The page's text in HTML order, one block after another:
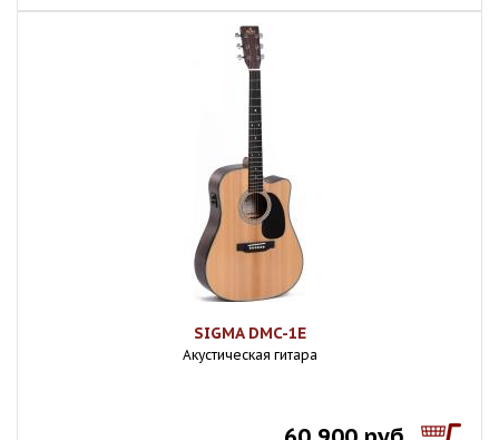
SIGMA DMC-1E
Акустическая гитара